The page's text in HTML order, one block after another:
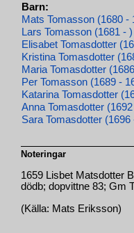
Barn:
Mats Tomasson (1680 -
Lars Tomasson (1681 - )
Elisabet Tomasdotter
Kristina Tomasdotter
Maria Tomasdotter
Per Tomasson (1689 -
Katarina Tomasdotter
Anna Tomasdotter
Sara Tomasdotter (1696
Noteringar
1659 Lisbet Matsdotter
dödb; dopvittne 83; Gm
(Källa: Mats Eriksson)